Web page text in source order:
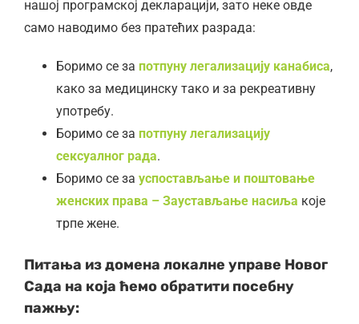
нашој програмској декларацији, зато неке овде
само наводимо без пратећих разрада:
Боримо се за потпуну легализацију канабиса,
како за медицинску тако и за рекреативну
употребу.
Боримо се за потпуну легализацију
сексуалног рада.
Боримо се за успостављање и поштовање
женских права – Заустављање насиља које
трпе жене.
Питања из домена локалне управе Новог
Сада на која ћемо обратити посебну
пажњу: